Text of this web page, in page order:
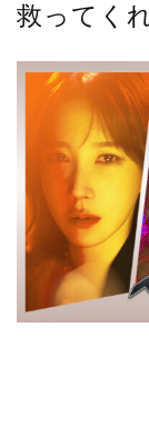
救ってく